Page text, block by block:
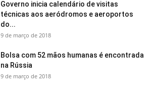
Governo inicia calendário de visitas
técnicas aos aeródromos e aeroportos
do...
9 de março de 2018
Bolsa com 52 mãos humanas é encontrada
na Rússia
9 de março de 2018